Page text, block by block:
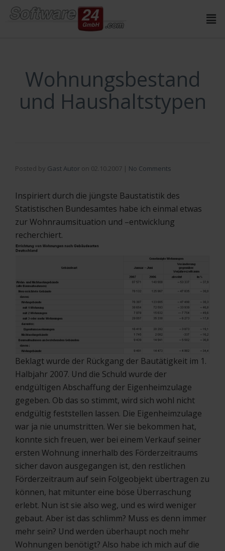
springen
Wohnungsbestand
und Haushaltstypen
Posted by Gast Autor on 02.10.2007 | No Comments
Inspiriert durch die jüngste Baustatistik des
Statistischen Bundesamtes habe ich einmal etwas
zur Wohnraumsituation und –entwicklung
recherchiert.
Beklagt wurde der Rückgang der Bautätigkeit im 1.
Halbjahr 2007. Und die Schuld wurde der
endgültigen Abschaffung der Eigenheimzulage
gegeben. Ob das so stimmt, wird sich wohl nicht
endgültig feststellen lassen. Die Eigenheimzulage
war ja nie unumstritten. Wer sie bekommen hat,
konnte sich freuen, wer bei einem Verkauf seiner
ersten Wohnung innerhalb des Förderzeitraums
sicher davon ausgegangen ist, den restlichen
Förderzeitraum auf sein Folgeobjekt übertragen zu
können, hat mitunter eine böse Überraschung
erlebt. Nun ist sie also weg, und es wird weniger
gebaut. Aber ist das schlimm? Muss es denn immer
mehr sein? Und werden überhaupt noch mehr
Wohnungen benötigt? Also habe ich mich auf die